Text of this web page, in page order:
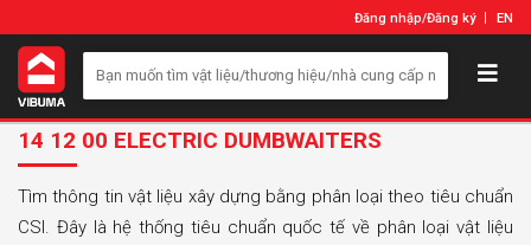
Đăng nhập/Đăng ký EN
14 12 00 ELECTRIC DUMBWAITERS
Tìm thông tin vật liệu xây dựng bằng phân loại theo tiêu chuẩn
CSI. Đây là hệ thống tiêu chuẩn quốc tế về phân loại vật liệu